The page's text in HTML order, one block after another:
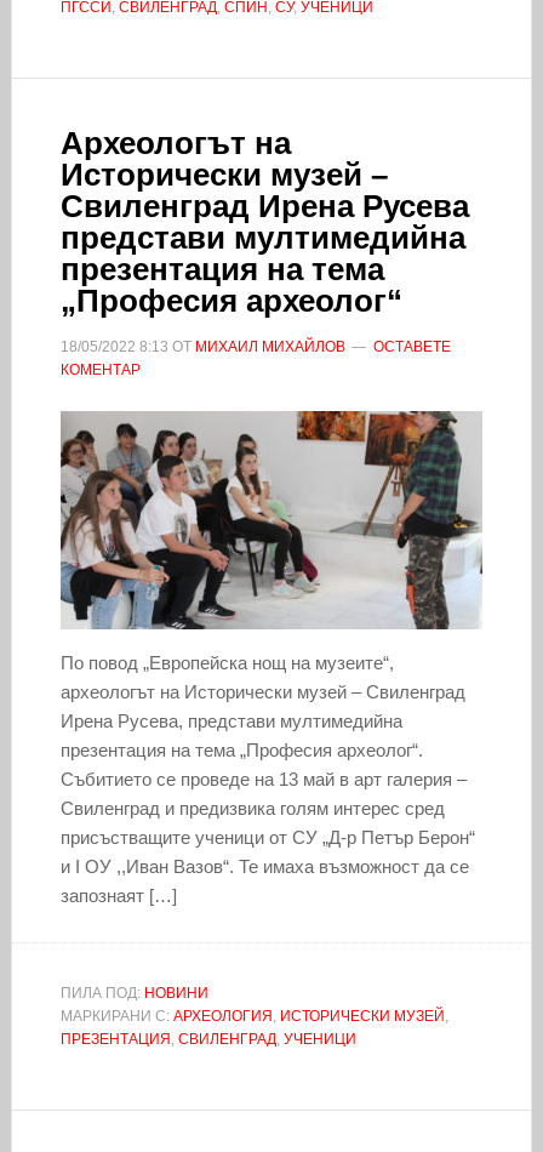
ПГССИ , СВИЛЕНГРАД, СПИН , СУ, УЧЕНИЦИ
Археологът на
Исторически музей –
Свиленград Ирена Русева
представи мултимедийна
презентация на тема
„Професия археолог“
18/05/2022 8:13 ОТ МИХАИЛ МИХАЙЛОВ
ОСТАВЕТЕ
КОМЕНТАР
По повод „Европейска нощ на музеите“,
археологът на Исторически музей – Свиленград
Ирена Русева, представи мултимедийна
презентация на тема „Професия археолог“.
Събитието се проведе на 13 май в арт галерия –
Свиленград и предизвика голям интерес сред
присъстващите ученици от СУ „Д-р Петър Берон“
и I ОУ ,,Иван Вазов“. Те имаха възможност да се
запознаят […]
ПИЛА ПОД: НОВИНИ
МАРКИРАНИ С: АРХЕОЛОГИЯ , ИСТОРИЧЕСКИ МУЗЕЙ ,
ПРЕЗЕНТАЦИЯ , СВИЛЕНГРАД, УЧЕНИЦИ